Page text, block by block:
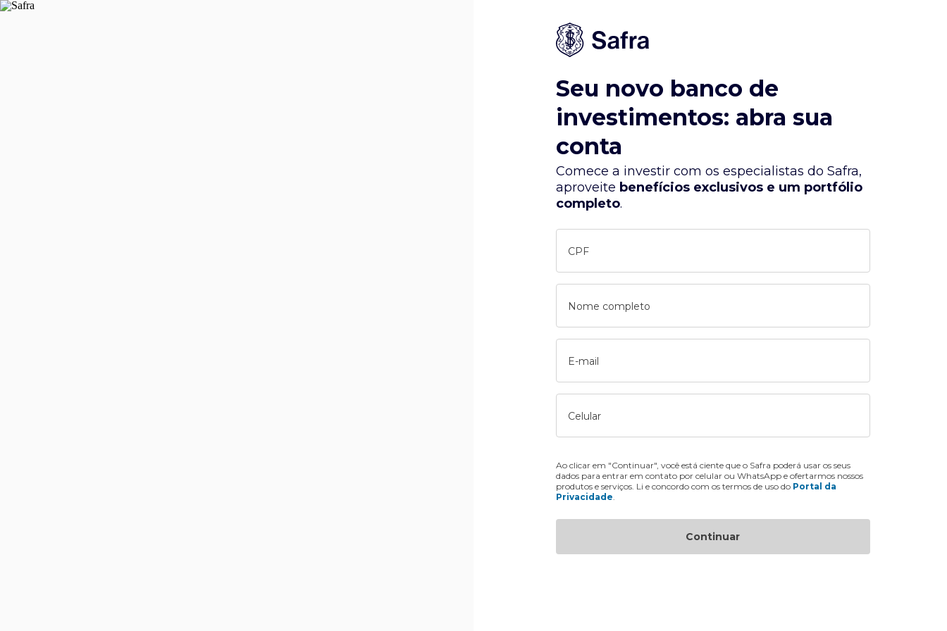
Seu novo banco de
investimentos: abra sua
conta
Comece a investir com os especialistas do Safra,
aproveite benefícios exclusivos e um portfólio
completo.
CPF
Nome completo
E-mail
Celular
Ao clicar em "Continuar", você está ciente que o Safra poderá usar os seus
dados para entrar em contato por celular ou WhatsApp e ofertarmos nossos
produtos e serviços. Li e concordo com os termos de uso do Portal da
Privacidade
Continuar